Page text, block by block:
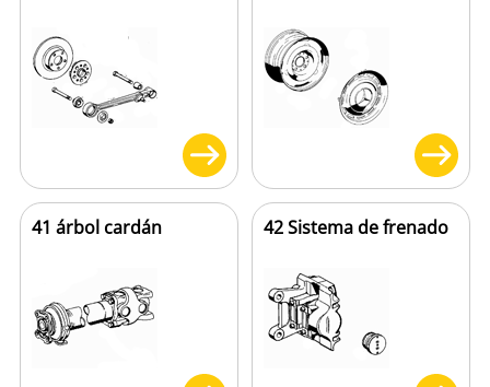
41 árbol cardán 42 Sistema de frenado